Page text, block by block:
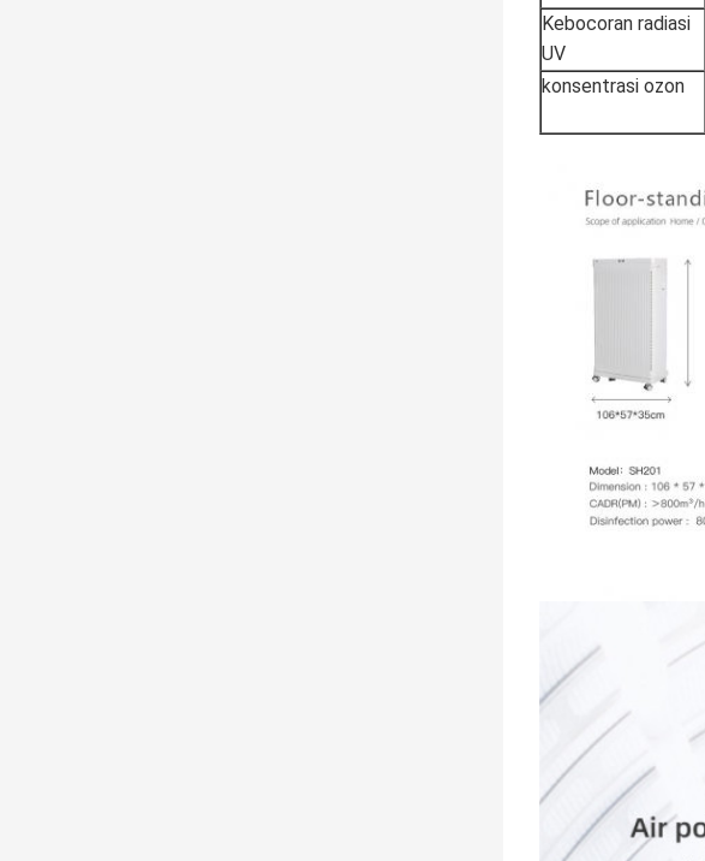
Kebocoran radiasi
UV
konsentrasi ozon